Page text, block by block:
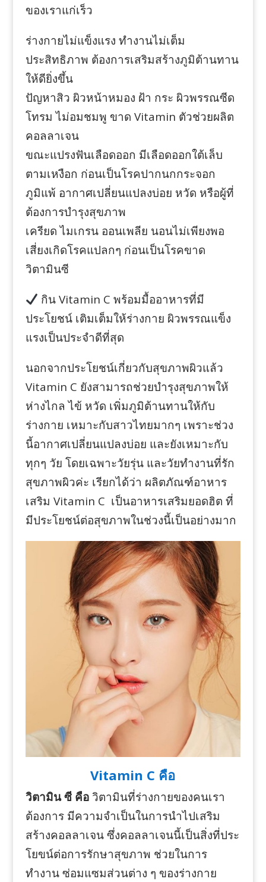
ของเราแก่เร็ว
ร่างกายไม่แข็งแรง ทำงานไม่เต็ม
ประสิทธิภาพ ต้องการเสริมสร้างภูมิต้านทาน
ให้ดียิ่งขึ้น
ปัญหาสิว ผิวหน้าหมอง ฝ้า กระ ผิวพรรณซีด
โทรม ไม่อมชมพู ขาด Vitamin ตัวช่วยผลิต
คอลลาเจน
ขณะแปรงฟันเลือดออก มีเลือดออกใต้เล็บ
ตามเหงือก ก่อนเป็นโรคปากนกกระจอก
ภูมิแพ้ อากาศเปลี่ยนแปลงบ่อย หวัด หรือผู้ที่
ต้องการบำรุงสุขภาพ
เครียด ไมเกรน ออนเพลีย นอนไม่เพียงพอ
เสี่ยงเกิดโรคแปลกๆ ก่อนเป็นโรคขาด
วิตามินซี
กิน Vitamin C พร้อมมื้ออาหารที่มี
ประโยชน์ เติมเต็มให้ร่างกาย ผิวพรรณแข็ง
แรงเป็นประจำดีที่สุด
นอกจากประโยชน์เกี่ยวกับสุขภาพผิวแล้ว
Vitamin C ยังสามารถช่วยบำรุงสุขภาพให้
ห่างไกล ไข้ หวัด เพิ่มภูมิต้านทานให้กับ
ร่างกาย เหมาะกับสาวไทยมากๆ เพราะช่วง
นี้อากาศเปลี่ยนแปลงบ่อย และยังเหมาะกับ
ทุกๆ วัย โดยเฉพาะวัยรุ่น และวัยทำงานที่รัก
สุขภาพผิวค่ะ เรียกได้ว่า ผลิตภัณฑ์อาหาร
เสริม Vitamin C เป็นอาหารเสริมยอดฮิต ที่
มีประโยชน์ต่อสุขภาพในช่วงนี้เป็นอย่างมาก
Vitamin C คือ
วิตามิน ซี คือ วิตามินที่ร่างกายของคนเรา
ต้องการ มีความจำเป็นในการนำไปเสริม
สร้างคอลลาเจน ซึ่งคอลลาเจนนี้เป็นสิ่งที่ประ
โยขน์ต่อการรักษาสุขภาพ ช่วยในการ
ทำงาน ซ่อมแซมส่วนต่าง ๆ ของร่างกาย